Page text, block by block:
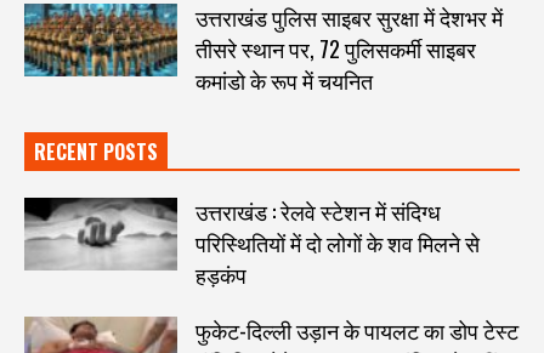
उत्तराखंड पुलिस साइबर सुरक्षा में देशभर में
तीसरे स्थान पर, 72 पुलिसकर्मी साइबर
कमांडो के रूप में चयनित
RECENT POSTS
उत्तराखंड : रेलवे स्टेशन में संदिग्ध
परिस्थितियों में दो लोगों के शव मिलने से
हड़कंप
फुकेट-दिल्ली उड़ान के पायलट का डोप टेस्ट